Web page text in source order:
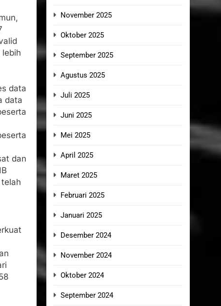
data
data
dan
November 2025
Oktober 2025
September 2025
Agustus 2025
Juli 2025
Juni 2025
Mei 2025
April 2025
Maret 2025
Februari 2025
Januari 2025
Desember 2024
November 2024
Oktober 2024
September 2024